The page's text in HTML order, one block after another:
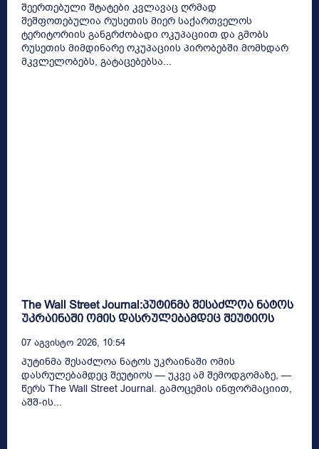
შეერთებული შტატები კვლავაც ღრმად
შეშფოთებულია რუსეთის მიერ საქართველოს
ტერიტორიის განგრძობადი ოკუპაციით და გმობს
რუსეთის მიმდინარე ოკუპაციის პირობებში მომხდარ
მკვლელობებს, გატაცებებსა...
The Wall Street Journal:პუტინმა შესაძლოა ნატოს
უკრაინაში ომის დასრულებამდეც შეუტიოს
07 Აგვისტო 2026, 10:54
პუტინმა შესაძლოა ნატოს უკრაინაში ომის
დასრულებამდეც შეუტიოს — უკვე ამ შემოდგომაზე, —
წერს The Wall Street Journal. გამოცემის ინფორმაციით,
აშშ-ის...